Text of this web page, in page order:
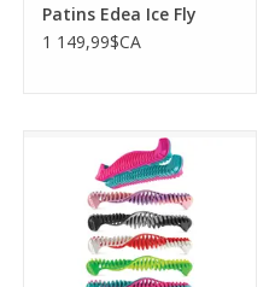
Patins Edea Ice Fly
1 149,99$CA